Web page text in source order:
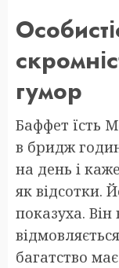
гумор
Баффет їсть
в бридж
на день і
як відсотки.
показуха.
багатство